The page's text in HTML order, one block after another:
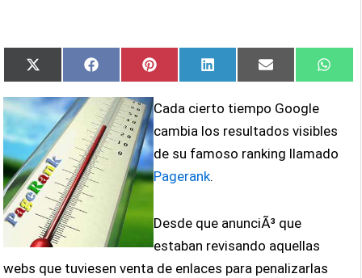
Compartir
en
X
(Twitter)
Compartir
en
FacebookCompartir
en
PinterestCompartir
en
LinkedIn Compartir
en
Email
en
Cada cierto tiempo Google
cambia los resultados visibles
de su famoso ranking llamado
Pagerank.
Desde que anunciÃ³ que
estaban revisando aquellas
webs que tuviesen venta de enlaces para penalizarlas